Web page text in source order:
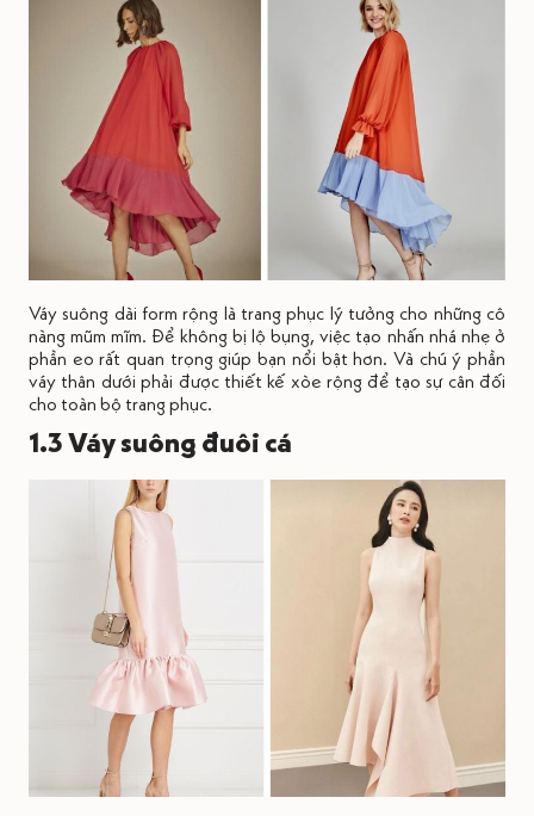
Váy suông dài form rộng là trang phục lý tưởng cho những cô
nàng mũm mĩm. Để không bị lộ bụng, việc tạo nhấn nhá nhẹ ở
phần eo rất quan trọng giúp bạn nổi bật hơn. Và chú ý phần
váy thân dưới phải được thiết kế xòe rộng để tạo sự cân đối
cho toàn bộ trang phục.
1.3 Váy suông đuôi cá